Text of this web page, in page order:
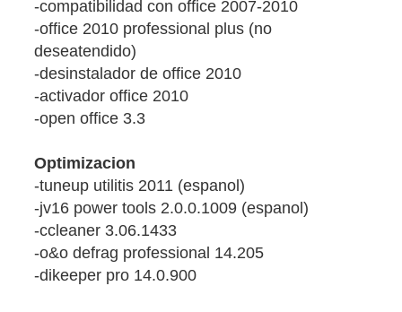
-compatibilidad con office 2007-2010
-office 2010 professional plus (no
deseatendido)
-desinstalador de office 2010
-activador office 2010
-open office 3.3
Optimizacion
-tuneup utilitis 2011 (espanol)
-jv16 power tools 2.0.0.1009 (espanol)
-ccleaner 3.06.1433
-o&o defrag professional 14.205
-dikeeper pro 14.0.900